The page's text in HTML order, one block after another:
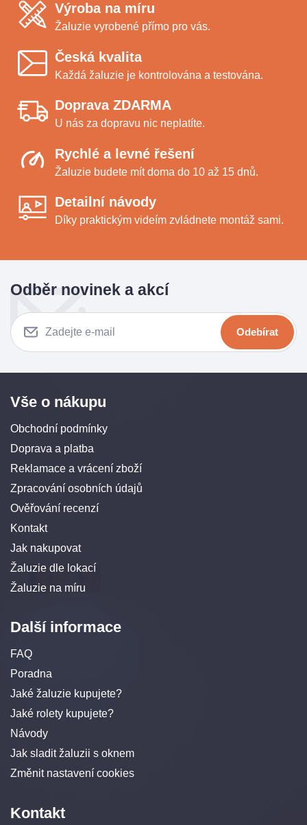
Výroba na míru
Žaluzie vyrobené přímo pro vás.
Česká kvalita
Každá žaluzie je kontrolována a testována.
Doprava ZDARMA
U nás za dopravu nic neplatíte.
Rychlé a levné řešení
Žaluzie budete mít doma do 10 až 15 dnů.
Detailní návody
Díky praktickým videím zvládnete montáž sami.
Odběr novinek a akcí
Odebírat
Vše o nákupu
Obchodní podmínky
Doprava a platba
Reklamace a vrácení zboží
Zpracování osobních údajů
Ověřování recenzí
Kontakt
Jak nakupovat
Žaluzie dle lokací
Žaluzie na míru
Další informace
FAQ
Poradna
Jaké žaluzie kupujete?
Jaké rolety kupujete?
Návody
Jak sladit žaluzii s oknem
Změnit nastavení cookies
Kontakt